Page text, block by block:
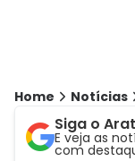
Home Notícias
Siga o
E veja as
com